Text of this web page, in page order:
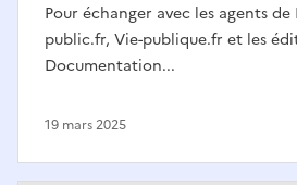
Pour échanger avec les agents
public.fr, Vie-publique.fr et les
Documentation...
19 mars 2025